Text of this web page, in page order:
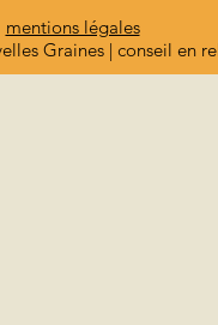
mentions légales
Graines | conseil en